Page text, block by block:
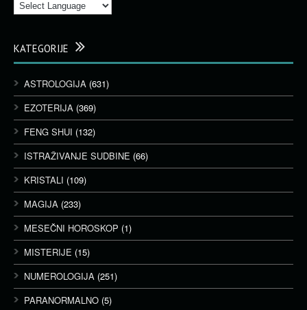
KATEGORIJE
ASTROLOGIJA (631)
EZOTERIJA (369)
FENG SHUI (132)
ISTRAŽIVANJE SUDBINE (66)
KRISTALI (109)
MAGIJA (233)
MESEČNI HOROSKOP (1)
MISTERIJE (15)
NUMEROLOGIJA (251)
PARANORMALNO (5)